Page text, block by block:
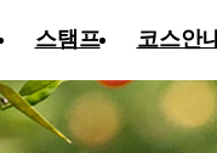
스탬프 코스안